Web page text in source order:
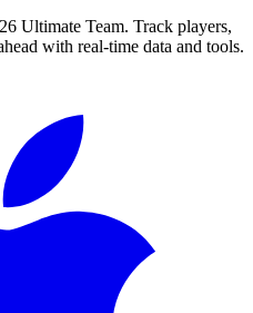
26 Ultimate Team. Track players,
with real-time data and tools.